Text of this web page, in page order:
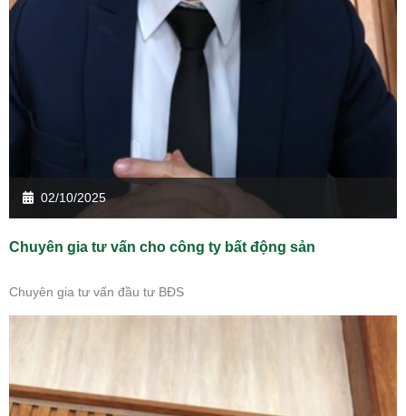
02/10/2025
Chuyên gia tư vấn cho công ty bất động sản
Chuyên gia tư vấn đầu tư BĐS